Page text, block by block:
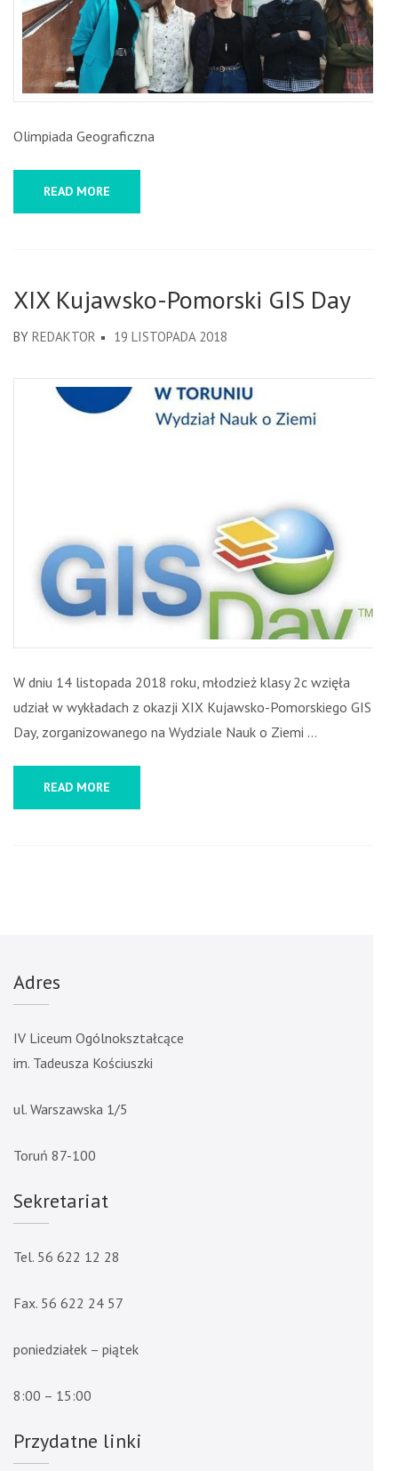
Olimpiada Geograficzna
READ MORE
XIX Kujawsko-Pomorski GIS Day
BY REDAKTOR 19 LISTOPADA 2018
W dniu 14 listopada 2018 roku, młodzież klasy 2c wzięła
udział w wykładach z okazji XIX Kujawsko-Pomorskiego GIS
Day, zorganizowanego na Wydziale Nauk o Ziemi …
READ MORE
Adres
IV Liceum Ogólnokształcące
im. Tadeusza Kościuszki
ul. Warszawska 1/5
Toruń 87-100
Sekretariat
Tel. 56 622 12 28
Fax. 56 622 24 57
poniedziałek – piątek
8:00 – 15:00
Przydatne linki